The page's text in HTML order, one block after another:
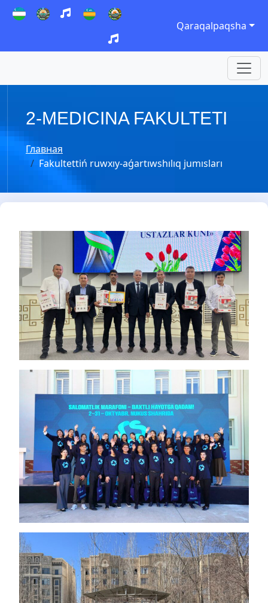
Qaraqalpaqsha
2-MEDICINA FAKULTETI
Главная
Fakultettiń ruwxıy-aǵartıwshılıq jumısları